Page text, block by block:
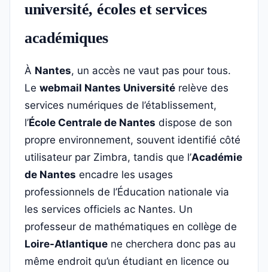
université, écoles et services
académiques
À Nantes, un accès ne vaut pas pour tous.
Le webmail Nantes Université relève des
services numériques de l’établissement,
l’École Centrale de Nantes dispose de son
propre environnement, souvent identifié côté
utilisateur par Zimbra, tandis que l’Académie
de Nantes encadre les usages
professionnels de l’Éducation nationale via
les services officiels ac Nantes. Un
professeur de mathématiques en collège de
Loire-Atlantique ne cherchera donc pas au
même endroit qu’un étudiant en licence ou